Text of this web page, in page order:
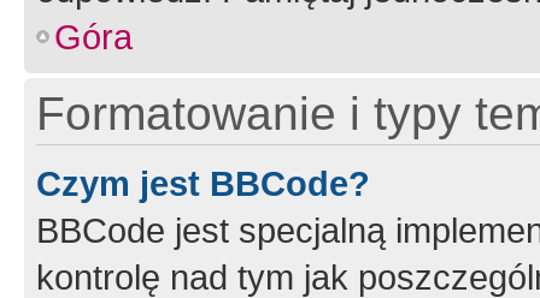
Góra
Formatowanie i typy
Czym jest BBCode?
BBCode jest specjalną
kontrolę nad tym jak